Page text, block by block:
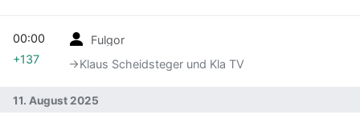
Fulgor
→‎Klaus Scheidsteger und Kla TV
00:00
+137
11. August 2025